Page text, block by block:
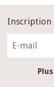
Inscription